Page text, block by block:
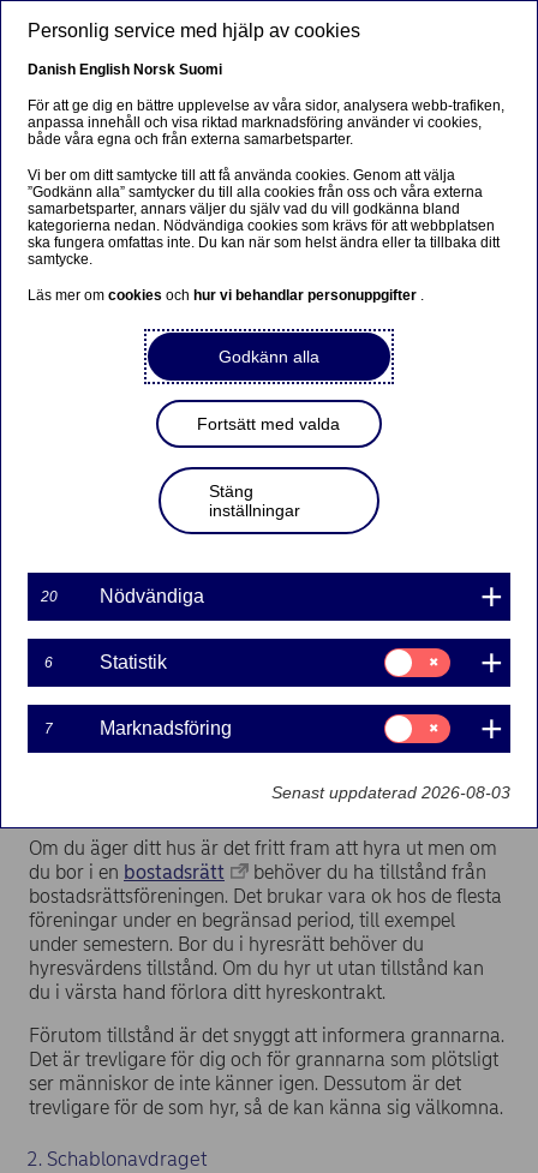
Privatekonomi
Tre tips om du hyr ut din
bostad i sommar
Anders Stenkrona
2025-05-19
Att hyra ut ett fritidshus, sitt eget bostadshus eller
ut semesterkassan. Vill det sig väl kan hela semestern
finansieras på det här sättet. Utöver pengarna finns
fördelen att någon vaktar ditt hus när du är borta och
ett nystädat och fräscht hem efter semestern.
Jag och min familj har hyrt ut vår bostad flera gånger
och det har varit ett uppskattat tillskott till
semesterkassan men det är inte helt utan ansträngning.
Förutom att det ska vara välstädat så är det bra om du
plockar bort allt som är personligt och av stort värde.
Dessutom är det bra att ta höjd för potentiella risker. Här
Om du äger ditt hus är det fritt fram att hyra ut men om
du bor i en bostadsrätt
behöver du ha tillstånd från
bostadsrättsföreningen. Det brukar vara ok hos de flesta
föreningar under en begränsad period, till exempel
under semestern. Bor du i hyresrätt behöver du
hyresvärdens tillstånd. Om du hyr ut utan tillstånd kan
du i värsta hand förlora ditt hyreskontrakt.
Förutom tillstånd är det snyggt att informera grannarna.
Det är trevligare för dig och för grannarna som plötsligt
ser människor de inte känner igen. Dessutom är det
trevligare för de som hyr, så de kan känna sig välkomna.
2. Schablonavdraget
Personlig service med hjälp av cookies
Danish English Norsk Suomi
För att ge dig en bättre upplevelse av våra sidor, analysera webb-trafiken,
anpassa innehåll och visa riktad marknadsföring använder vi cookies,
både våra egna och från externa samarbetsparter.
Vi ber om ditt samtycke till att få använda cookies. Genom att välja
”Godkänn alla” samtycker du till alla cookies från oss och våra externa
samarbetsparter, annars väljer du själv vad du vill godkänna bland
kategorierna nedan. Nödvändiga cookies som krävs för att webbplatsen
ska fungera omfattas inte. Du kan när som helst ändra eller ta tillbaka ditt
samtycke.
Läs mer omcookiesoch hur vi behandlar personuppgifter .
Godkänn alla
Fortsätt med valda
Stäng
inställningar
20 Nödvändiga
6 Statistik
Samtycke
för:
Statistik
7 Marknadsföring
Samtycke
för:
Marknadsföring
Senast uppdaterad 2026-08-03